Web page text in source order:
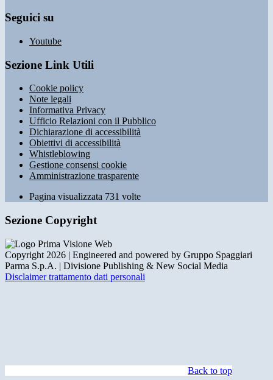
Seguici su
Youtube
Sezione Link Utili
Cookie policy
Note legali
Informativa Privacy
Ufficio Relazioni con il Pubblico
Dichiarazione di accessibilità
Obiettivi di accessibilità
Whistleblowing
Gestione consensi cookie
Amministrazione trasparente
Pagina visualizzata 731 volte
Sezione Copyright
Copyright 2026 | Engineered and powered by Gruppo Spaggiari
Parma S.p.A. | Divisione Publishing & New Social Media
Disclaimer trattamento dati personali
Back to top